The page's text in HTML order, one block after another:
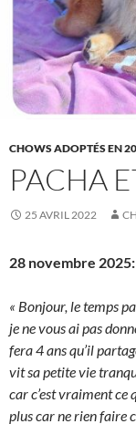
CHOWS ADOPTÉS EN
PACHA
25 AVRIL 2022
28 novembre 2025:
« Bonjour, le temps
je ne vous ai pas
fera 4 ans qu’il
vit sa petite vie
car c’est vraiment ce
plus car ne rien faire